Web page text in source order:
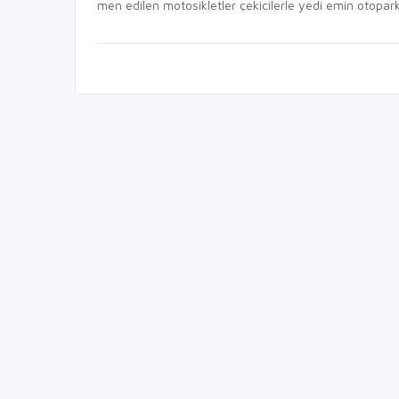
men edilen motosikletler çekicilerle yedi emin